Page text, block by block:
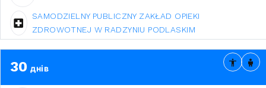
SAMODZIELNY PUBLICZNY ZAKŁAD OPIEKI
ZDROWOTNEJ W RADZYNIU PODLASKIM
30 днів